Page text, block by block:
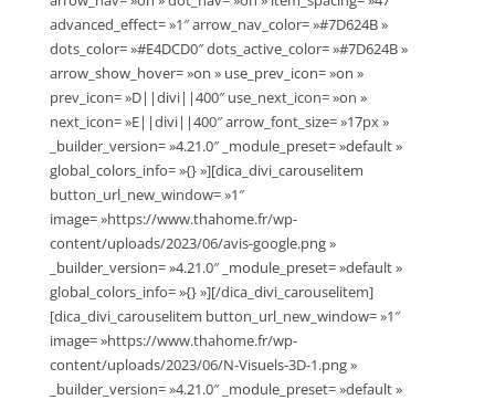
advanced_effect= »1″ arrow_nav_color= »#7D624B »
dots_color= »#E4DCD0″ dots_active_color= »#7D624B »
arrow_show_hover= »on » use_prev_icon= »on »
prev_icon= »D||divi||400″ use_next_icon= »on »
next_icon= »E||divi||400″ arrow_font_size= »17px »
_builder_version= »4.21.0″ _module_preset= »default »
global_colors_info= »{} »][dica_divi_carouselitem
button_url_new_window= »1″
image= »https://www.thahome.fr/wp-
content/uploads/2023/06/avis-google.png »
_builder_version= »4.21.0″ _module_preset= »default »
global_colors_info= »{} »][/dica_divi_carouselitem]
[dica_divi_carouselitem button_url_new_window= »1″
image= »https://www.thahome.fr/wp-
content/uploads/2023/06/N-Visuels-3D-1.png »
_builder_version= »4.21.0″ _module_preset= »default »